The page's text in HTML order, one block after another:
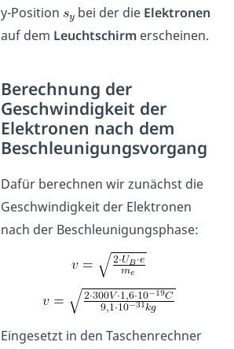
y-Position
bei der die Elektronen
auf dem Leuchtschirmerscheinen.
Berechnung der
Geschwindigkeit der
Elektronen nach dem
Beschleunigungsvorgang
Dafür berechnen wir zunächst die
Geschwindigkeit der Elektronen
nach der Beschleunigungsphase:
Eingesetzt in den Taschenrechner